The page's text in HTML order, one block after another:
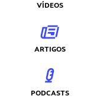
VÍDEOS
ARTIGOS
PODCASTS